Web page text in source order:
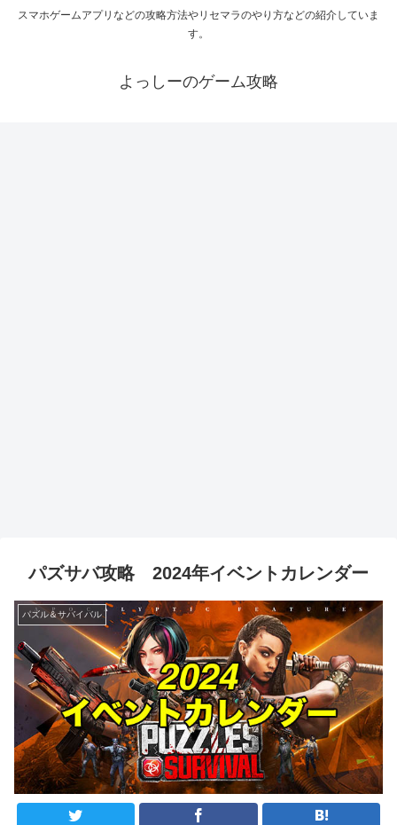
スマホゲームアプリなどの攻略方法やリセマラのやり方などの紹介していま
す。
よっしーのゲーム攻略
パズサバ攻略 2024年イベントカレンダー
パズル＆サバイバル